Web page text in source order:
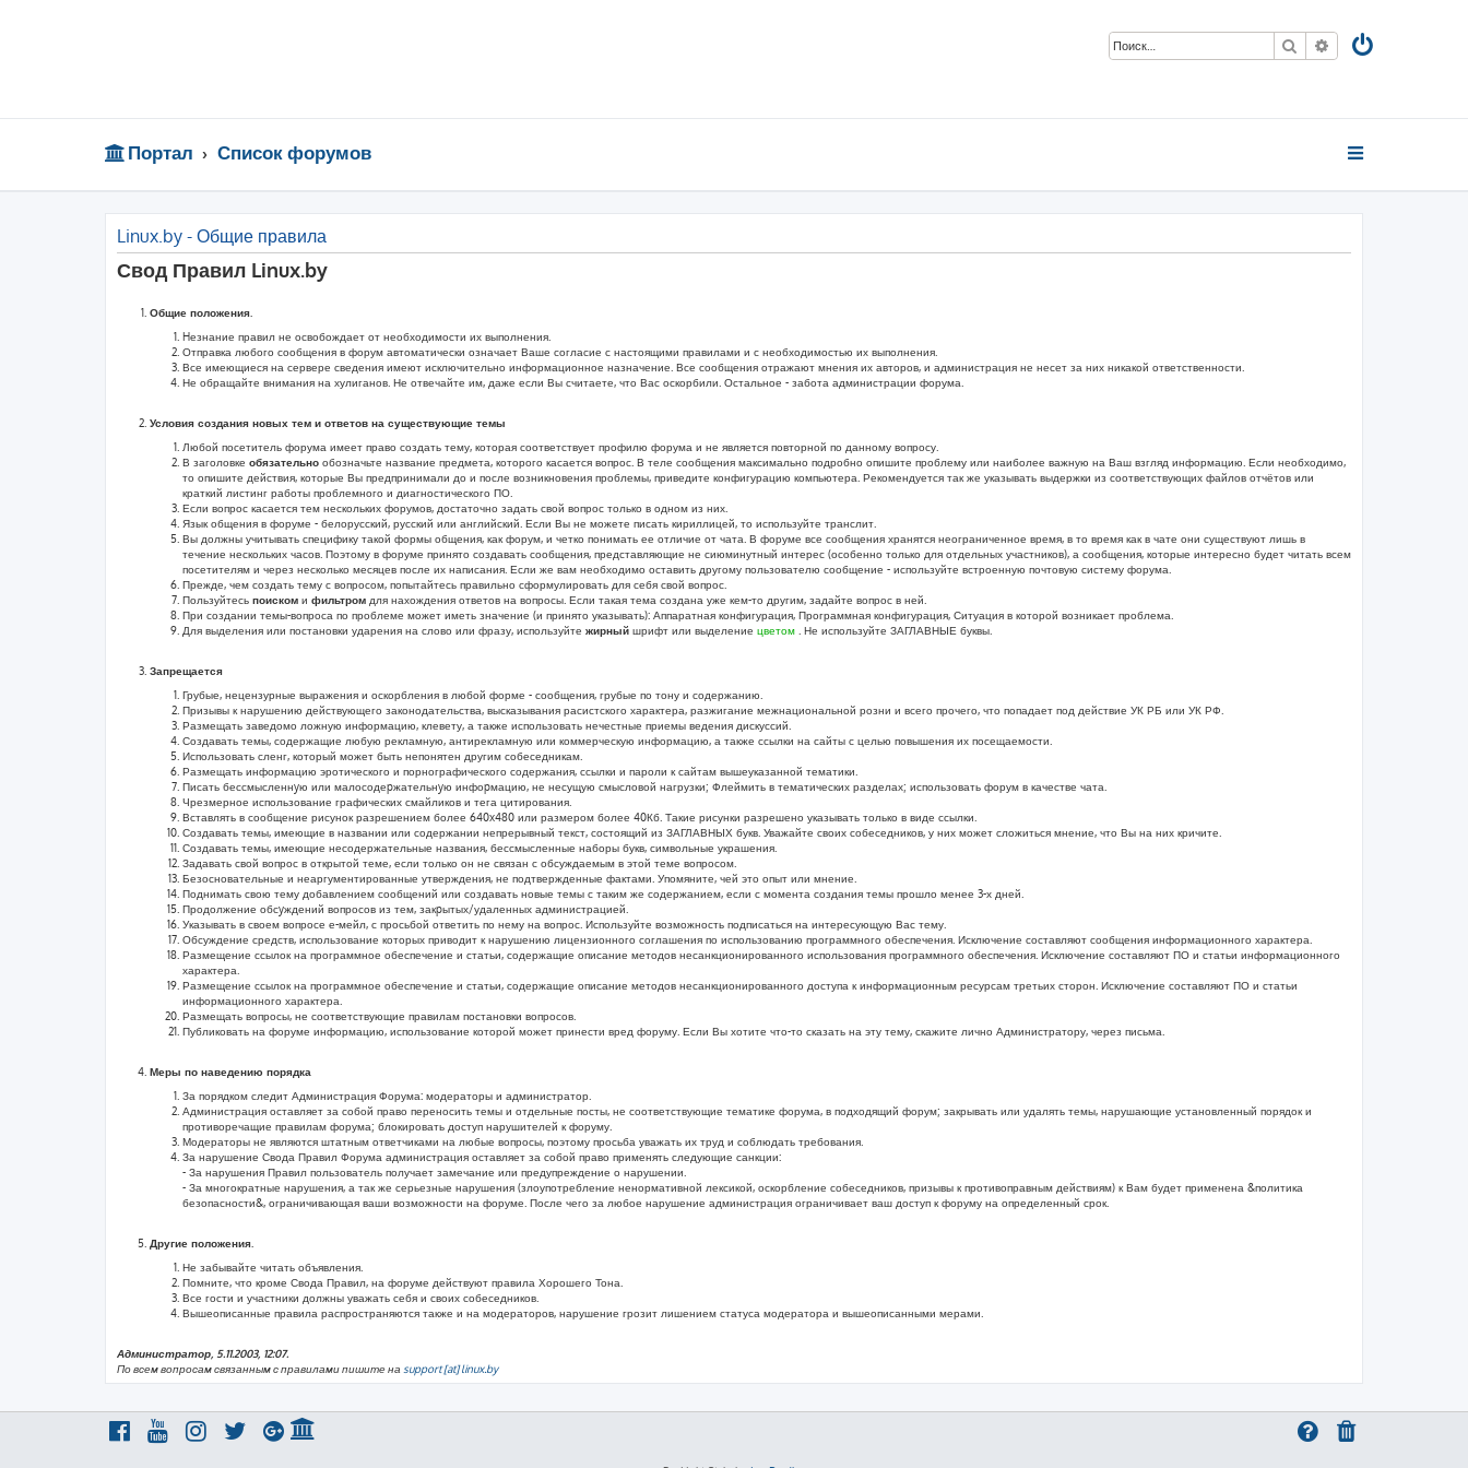
Поиск Расширенный
Портал Список форумов
Linux.by - Общие правила
Свод Правил Linux.by
Общие положения.
Hезнание правил не освобождает от необходимости их выполнения.
Отправка любого сообщения в форум автоматически означает Ваше согласие с настоящими правилами и с необходимостью их выполнения.
Все имеющиеся на сервере сведения имеют исключительно информационное назначение. Все сообщения отражают мнения их авторов, и администрация не несет за них никакой ответственности.
Не обращайте внимания на хулиганов. Не отвечайте им, даже если Вы считаете, что Вас оскорбили. Остальное - забота администрации форума.
Условия создания новых тем и ответов на существующие темы
Любой посетитель форума имеет право создать тему, которая соответствует профилю форума и не является повторной по данному вопросу.
В заголовке обязательно обозначьте название предмета, которого касается вопрос. В теле сообщения максимально подробно опишите проблему или наиболее важную на Ваш взгляд информацию. Если необходимо,
то опишите действия, которые Вы предпринимали до и после возникновения проблемы, приведите конфигурацию компьютера. Рекомендуется так же указывать выдержки из соответствующих файлов отчётов или
краткий листинг работы проблемного и диагностического ПО.
Если вопрос касается тем нескольких форумов, достаточно задать свой вопрос только в одном из них.
Язык общения в форуме - белорусский, русский или английский. Если Вы не можете писать кириллицей, то используйте транслит.
Вы должны учитывать специфику такой формы общения, как форум, и четко понимать ее отличие от чата. В форуме все сообщения хранятся неограниченное время, в то время как в чате они существуют лишь в
течение нескольких часов. Поэтому в форуме принято создавать сообщения, представляющие не сиюминутный интерес (особенно только для отдельных участников), а сообщения, которые интересно будет читать всем
посетителям и через несколько месяцев после их написания. Если же вам необходимо оставить другому пользователю сообщение - используйте встроенную почтовую систему форума.
Прежде, чем создать тему с вопросом, попытайтесь правильно сформулировать для себя свой вопрос.
Пользуйтесь поиском и фильтром для нахождения ответов на вопросы. Если такая тема создана уже кем-то другим, задайте вопрос в ней.
При создании темы-вопроса по проблеме может иметь значение (и принято указывать): Аппаратная конфигурация, Программная конфигурация, Ситуация в которой возникает проблема.
Для выделения или постановки ударения на слово или фразу, используйте жирный шрифт или выделение цветом . Не используйте ЗАГЛАВНЫЕ буквы.
Запрещается
Грубые, нецензурные выражения и оскорбления в любой форме - сообщения, грубые по тону и содержанию.
Призывы к нарушению действующего законодательства, высказывания расистского характера, разжигание межнациональной розни и всего прочего, что попадает под действие УК РБ или УК РФ.
Размещать заведомо ложную информацию, клевету, а также использовать нечестные приемы ведения дискуссий.
Создавать темы, содержащие любую рекламную, антирекламную или коммерческую информацию, а также ссылки на сайты с целью повышения их посещаемости.
Использовать сленг, который может быть непонятен другим собеседникам.
Размещать информацию эротического и порнографического содержания, ссылки и пароли к сайтам вышеуказанной тематики.
Писать бессмысленнyю или малосодеpжательнyю инфоpмацию, не несущую смысловой нагрузки; Флеймить в тематических разделах; использовать форум в качестве чата.
Чрезмерное использование графических смайликов и тега цитирования.
Вставлять в сообщение рисунок разрешением более 640x480 или размером более 40Кб. Такие рисунки разрешено указывать только в виде ссылки.
Создавать темы, имеющие в названии или содержании непрерывный текст, состоящий из ЗАГЛАВНЫХ букв. Уважайте своих собеседников, у них может сложиться мнение, что Вы на них кричите.
Создавать темы, имеющие несодержательные названия, бессмысленные наборы букв, символьные украшения.
Задавать свой вопрос в открытой теме, если только он не связан с обсуждаемым в этой теме вопросом.
Безосновательные и неаргументированные утверждения, не подтвержденные фактами. Упомяните, чей это опыт или мнение.
Поднимать свою тему добавлением сообщений или создавать новые темы с таким же содержанием, если с момента создания темы прошло менее 3-х дней.
Продолжение обсyждений вопросов из тем, закpытых/удаленных администрацией.
Указывать в своем вопросе е-мейл, с просьбой ответить по нему на вопрос. Используйте возможность подписаться на интересующую Вас тему.
Обсуждение средств, использование которых приводит к нарушению лицензионного соглашения по использованию программного обеспечения. Исключение составляют сообщения информационного характера.
Размещение ссылок на программное обеспечение и статьи, содержащие описание методов несанкционированного использования программного обеспечения. Исключение составляют ПО и статьи информационного
характера.
Размещение ссылок на программное обеспечение и статьи, содержащие описание методов несанкционированного доступа к информационным ресурсам третьих сторон. Исключение составляют ПО и статьи
информационного характера.
Размещать вопросы, не соответствующие правилам постановки вопросов.
Публиковать на форуме информацию, использование которой может принести вред форуму. Если Вы хотите что-то сказать на эту тему, скажите лично Администратору, через письма.
Меры по наведению порядка
За порядком следит Администрация Форума: модераторы и администратор.
Администрация оставляет за собой право переносить темы и отдельные посты, не соответствующие тематике форума, в подходящий форум; закрывать или удалять темы, нарушающие установленный порядок и
противоречащие правилам форума; блокировать доступ нарушителей к форуму.
Модераторы не являются штатным ответчиками на любые вопросы, поэтому просьба уважать их труд и соблюдать требования.
За нарушение Свода Правил Форума администрация оставляет за собой право применять следующие санкции:
- За нарушения Правил пользователь получает замечание или предупреждение о нарушении.
- За многократные нарушения, а так же серьезные нарушения (злоупотребление ненормативной лексикой, оскорбление собеседников, призывы к противоправным действиям) к Вам будет применена &политика
безопасности&, ограничивающая ваши возможности на форуме. После чего за любое нарушение администрация ограничивает ваш доступ к форуму на определенный срок.
Другие положения.
Не забывайте читать объявления.
Помните, что кроме Свода Правил, на форуме действуют правила Хорошего Тона.
Все гости и участники должны уважать себя и своих собеседников.
Вышеописанные правила распространяются также и на модераторов, нарушение грозит лишением статуса модератора и вышеописанными мерами.
Администратор, 5.11.2003, 12:07.
По всем вопросам связанным с правилами пишите на support [at] linux.by